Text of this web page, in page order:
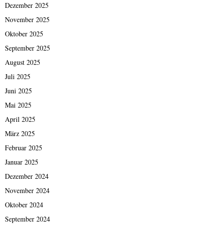
Dezember 2025
November 2025
Oktober 2025
September 2025
August 2025
Juli 2025
Juni 2025
Mai 2025
April 2025
März 2025
Februar 2025
Januar 2025
Dezember 2024
November 2024
Oktober 2024
September 2024